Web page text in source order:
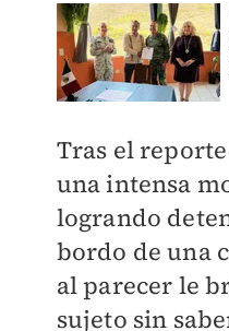
Tras el
una intensa
logrando
bordo de una
al parecer le
sujeto sin